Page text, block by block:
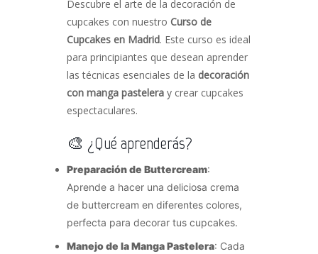
Descubre el arte de la decoración de
cupcakes con nuestro Curso de
Cupcakes en Madrid. Este curso es ideal
para principiantes que desean aprender
las técnicas esenciales de la decoración
con manga pastelera y crear cupcakes
espectaculares.
🎨 ¿Qué aprenderás?
Preparación de Buttercream:
Aprende a hacer una deliciosa crema
de buttercream en diferentes colores,
perfecta para decorar tus cupcakes.
Manejo de la Manga Pastelera: Cada